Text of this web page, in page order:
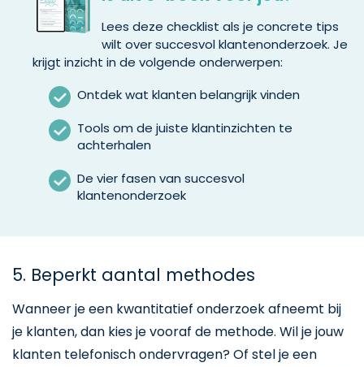
Lees deze checklist als je concrete tips
wilt over succesvol klantenonderzoek. Je
krijgt inzicht in de volgende onderwerpen:
Ontdek wat klanten belangrijk vinden
Tools om de juiste klantinzichten te
achterhalen
De vier fasen van succesvol
klantenonderzoek
5. Beperkt aantal methodes
Wanneer je een kwantitatief onderzoek afneemt bij
je klanten, dan kies je vooraf de methode. Wil je jouw
klanten telefonisch ondervragen? Of stel je een